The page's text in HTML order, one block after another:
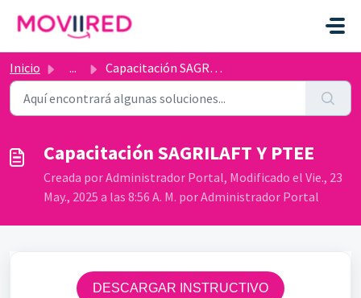
Inicio ... Capacitación SAGRILAFT Y PTEE
Capacitación SAGRILAFT Y PTEE
Creada por Administrador Portal, Modificado el Vie., 23
May., 2025 a las 8:56 A. M. por Administrador Portal
DESCARGAR INSTRUCTIVO